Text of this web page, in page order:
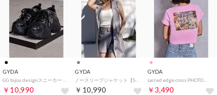
GYDA
￥10,990
GYDA
￥10,990
GYDA
sacred edge cross PHOTOショートTシャツ （ピンク）
￥3,490